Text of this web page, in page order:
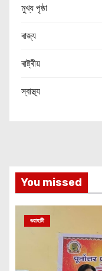
মুখ্য পৃষ্ঠা
ৰাজ্য
ৰাষ্ট্ৰীয়
স্বাস্থ্য
You missed
গুৱাহাটী